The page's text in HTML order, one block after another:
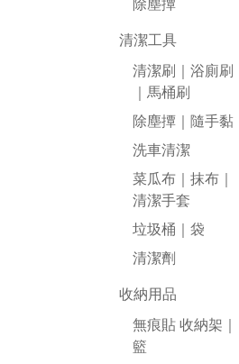
清潔工具
清潔刷｜浴廁刷
｜馬桶刷
除塵撢｜隨手黏
洗車清潔
菜瓜布｜抹布｜
清潔手套
垃圾桶｜袋
清潔劑
收納用品
無痕貼 收納架｜
籃